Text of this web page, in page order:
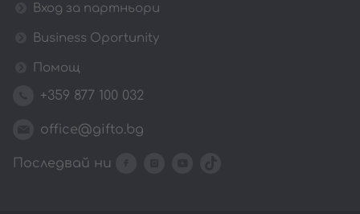
Вход за партньори
Business Oportunity
Помощ
+359 877 100 032
office@gifto.bg
Последвай ни